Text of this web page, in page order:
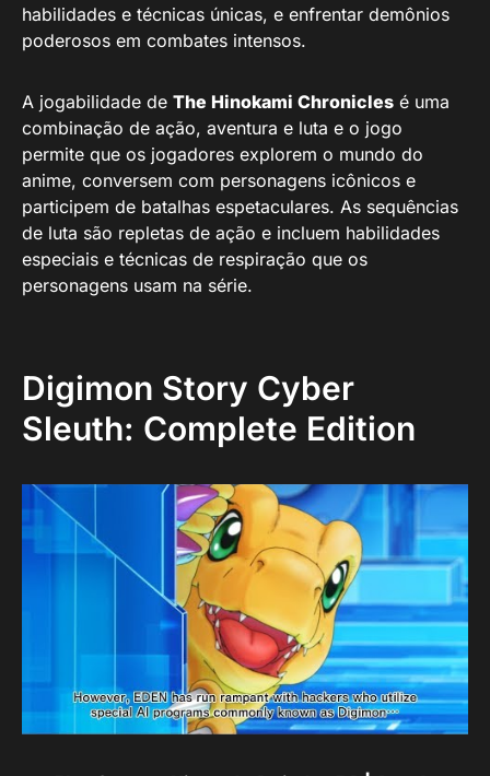
habilidades e técnicas únicas, e enfrentar demônios
poderosos em combates intensos.
A jogabilidade de The Hinokami Chronicles é uma
combinação de ação, aventura e luta e o jogo
permite que os jogadores explorem o mundo do
anime, conversem com personagens icônicos e
participem de batalhas espetaculares. As sequências
de luta são repletas de ação e incluem habilidades
especiais e técnicas de respiração que os
personagens usam na série.
Digimon Story Cyber
Sleuth: Complete Edition